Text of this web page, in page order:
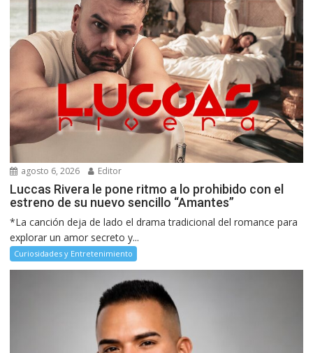
agosto 6, 2026 Editor
Luccas Rivera le pone ritmo a lo prohibido con el
estreno de su nuevo sencillo “Amantes”
*La canción deja de lado el drama tradicional del romance para
explorar un amor secreto y...
Curiosidades y Entretenimiento